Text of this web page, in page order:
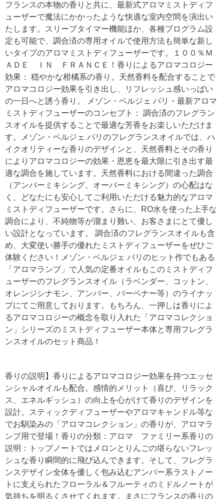
フランスの本物の香りと共に、最新式アロマミストディフ
ューザーで魔法にかかったような快適な室内空間を演出い
たします。スリープタイマー機能ほか、各種プログラム設
定も可能で、調合済の専用オイルで使用方法も簡単な新し
いタイプのアロマミストディフューザーです。１００％Ｍ
ＡＤＥ ＩＮ ＦＲＡＮＣＥ！香りによるアロマコロジー
効果： 穏やかな柑橘系の香り。天然香料を配合することで
アロマコロジー効果を引き出し、リフレッシュ感いっぱい
の一日へと誘う香り。 メゾン・ベルジェ パリ・最新アロマ
ミストディフューザーのコンセプト： 調合済のフレグラン
スオイルを提供することで最適な芳香をお楽しいただけま
す。メゾン・ベルジェ パリのフレグランスオイルでは、ハ
イクオリティーな香りのデザインと、天然香料とその香り
によりアロマコロジーの効果・恩恵を最大限に引き出す最
適な調合を施しています。天然香料における間違った調合
（アンバーミキシング、オーバーミキシング）の心配はな
く、どなたにも安心してご利用いただける魅力的なアロマ
ミストディフューザーです。さらに、RO水を使った上手な
調合により、不純物等が溜まり難い、お客さまにとて優し
い設計となっています。 調合済のフレグランスオイルも含
め、大変使い勝手の優れたミストディフューザーをぜひご
体験ください！メゾン・ベルジェ パリのヒット作でもある
「アロマランプ」で人気の定番オイルもこのミストディフ
ューザーのフレグランスオイル（ラベンダー、コットン、
オレンジシナモン、アンバー、バーベナー等）のライナッ
プにてご用意しております。もちろん、一押しは香りによ
るアロマコロジーの概念を取り入れた「アロマコレクショ
ン」シリーズのミストディフューザー本体と専用フレグラ
ンスオイルのセット商品！
香りの説明】香りによるアロマコロジー効果を持つエッセ
ンシャルオイルも配合。感情的メリット（喜び、リラック
ス、エネルギッシュ）の向上を心がけて香りのデザインを
設計。スティックディフューザーやアロマキャンドル等な
でお馴染みの「アロマコレクション」の香りが、アロマラ
ンプ用で登場！香りの分類：アロマ ファミリー系香りの
説明：トップノートではメロンとりんごの堪らないフレッ
シュな香り瞬間的に飛び込んできます。そして、フレグラ
ンスデザイン全体を優しく包み込むアンバー系ラストノー
トに支えられたフローラル＆フルーティのミドルノートが
気持ちを明るくさせてくれます。まさにフランスの香りの